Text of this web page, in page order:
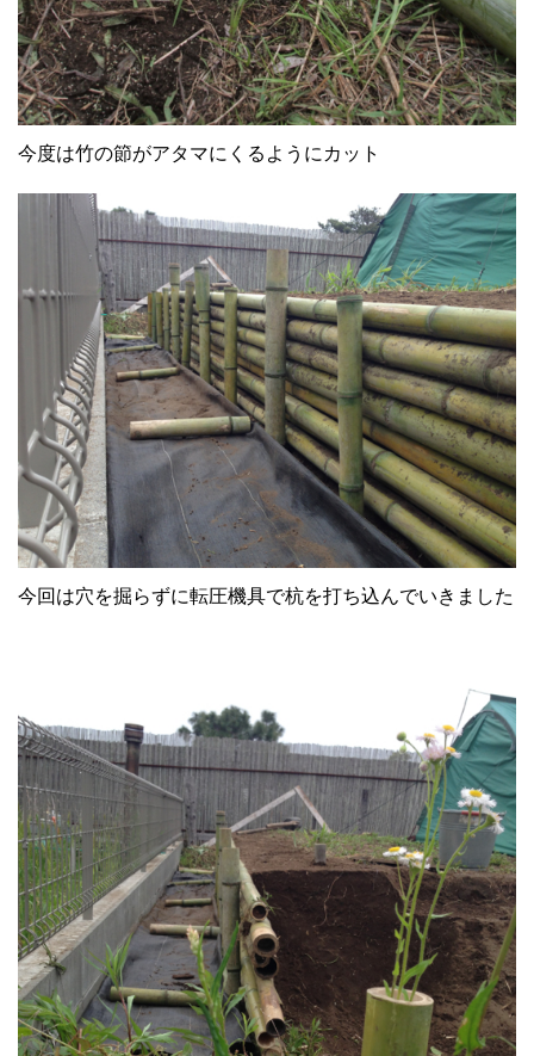
今度は竹の節がアタマにくるようにカット
今回は穴を掘らずに転圧機具で杭を打ち込んでいきました